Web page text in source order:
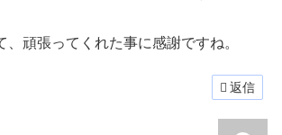
、頑張ってくれた事に感謝ですね。
返信